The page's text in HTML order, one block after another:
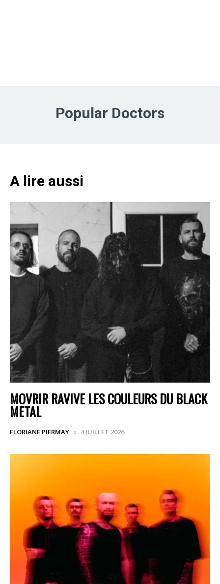
Popular Doctors
A lire aussi
MOVRIR RAVIVE LES COULEURS DU BLACK
METAL
FLORIANE PIERMAY 4 JUILLET 2026